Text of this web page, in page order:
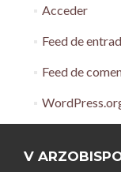
Acceder
Feed de
Feed de
V